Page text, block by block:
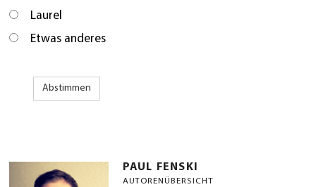
Laurel
Etwas anderes
Abstimmen
PAUL FENSKI
AUTORENÜBERSICHT